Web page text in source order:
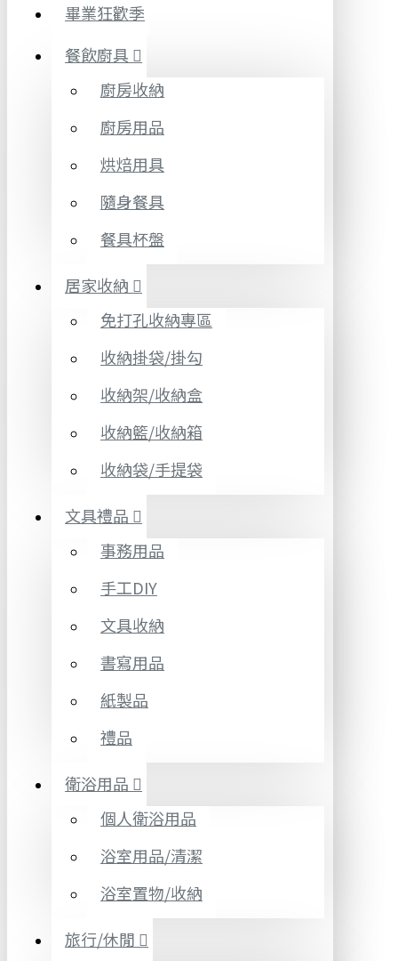
畢業狂歡季
餐飲廚具
廚房收納
廚房用品
烘焙用具
隨身餐具
餐具杯盤
居家收納
免打孔收納專區
收納掛袋/掛勾
收納架/收納盒
收納籃/收納箱
收納袋/手提袋
文具禮品
事務用品
手工DIY
文具收納
書寫用品
紙製品
禮品
衛浴用品
個人衛浴用品
浴室用品/清潔
浴室置物/收納
旅行/休閒